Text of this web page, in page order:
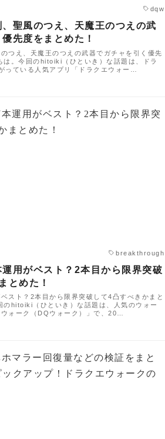
dqw
聖風のつえ、天魔王のつえの武
先度をまとめた！
つえ、天魔王のつえの武器でガチャを引く優先
は。今回のhitoiki（ひといき）な話題は、ドラ
っている人気アプリ「ドラクエウォー…
breakthrough
用がベスト？2本目から限界突破
とめた！
スト？2本目から限界突破して4凸すべきかまと
のhitoiki（ひといき）な話題は、人気のウォー
ォーク（DQウォーク）」で、20…